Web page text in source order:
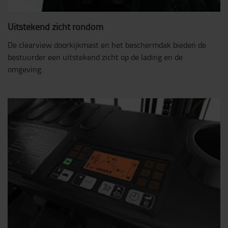
Uitstekend zicht rondom
De clearview doorkijkmast en het beschermdak bieden de
bestuurder een uitstekend zicht op de lading en de
omgeving.